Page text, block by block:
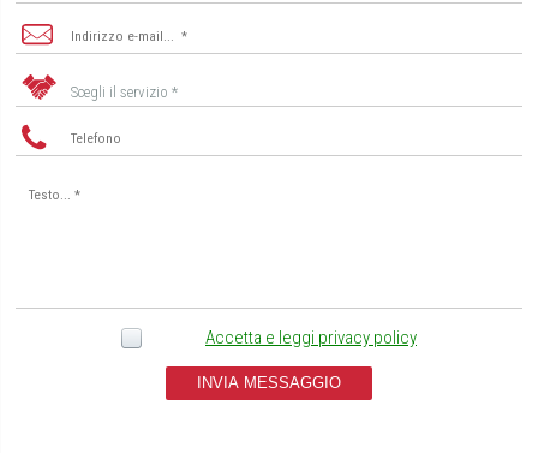
Scegli il servizio *
Accetta e leggi privacy policy
INVIA MESSAGGIO